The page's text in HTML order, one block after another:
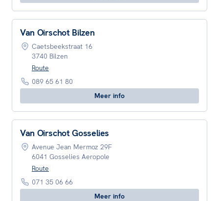
Van Oirschot Bilzen
Caetsbeekstraat 16
3740 Bilzen
Route
089 65 61 80
Meer info
Van Oirschot Gosselies
Avenue Jean Mermoz 29F
6041 Gosselies Aeropole
Route
071 35 06 66
Meer info